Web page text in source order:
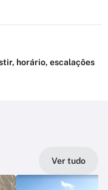
horário, escalações
Ver tudo